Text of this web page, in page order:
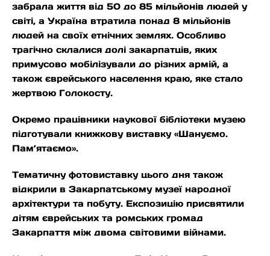
забрала життя від 50 до 85 мільйонів людей у
світі, а Україна втратила понад 8 мільйонів
людей на своїх етнічних землях. Особливо
трагічно склалися долі закарпатців, яких
примусово мобілізували до різних армій, а
також єврейського населення краю, яке стало
жертвою Голокосту.
Окремо працівники наукової бібліотеки музею
підготували книжкову виставку «Шануємо.
Пам’ятаємо».
Тематичну фотовиставку цього дня також
відкрили в Закарпатському музеї народної
архітектури та побуту. Експозицію присвятили
дітям єврейських та ромських громад
Закарпаття між двома світовими війнами.